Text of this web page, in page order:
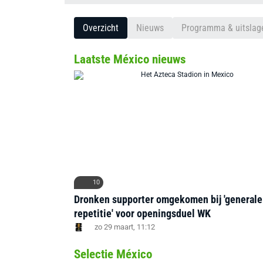
Overzicht Nieuws Programma &
Laatste México nieuws
10
Dronken supporter omgekomen bij 'generale
repetitie' voor openingsduel WK
zo 29 maart, 11:12
Selectie México